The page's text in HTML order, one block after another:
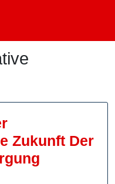
Zukunft Der